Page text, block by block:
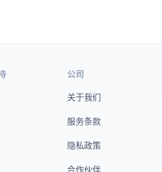
公司
关于我们
服务条款
隐私政策
合作伙伴